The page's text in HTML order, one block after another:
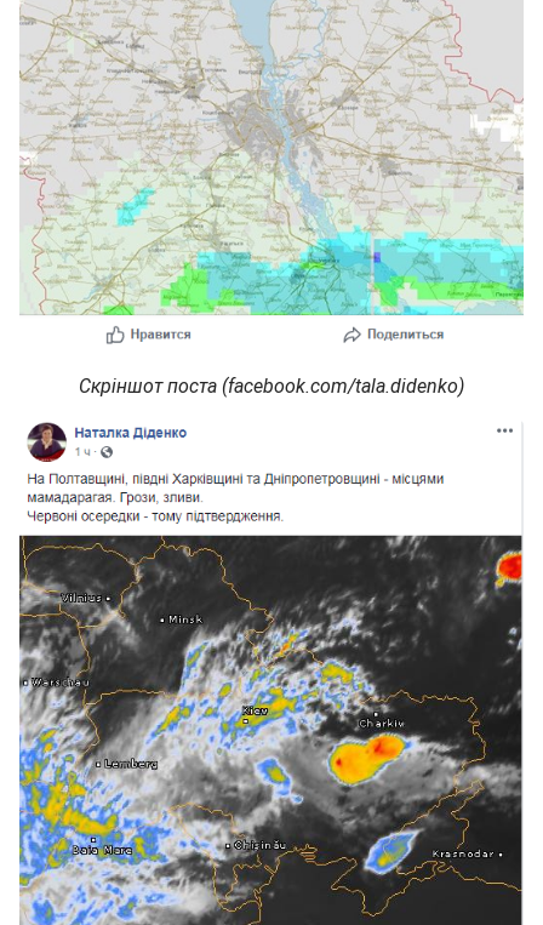
Скріншот поста (facebook.com/tala.didenko)